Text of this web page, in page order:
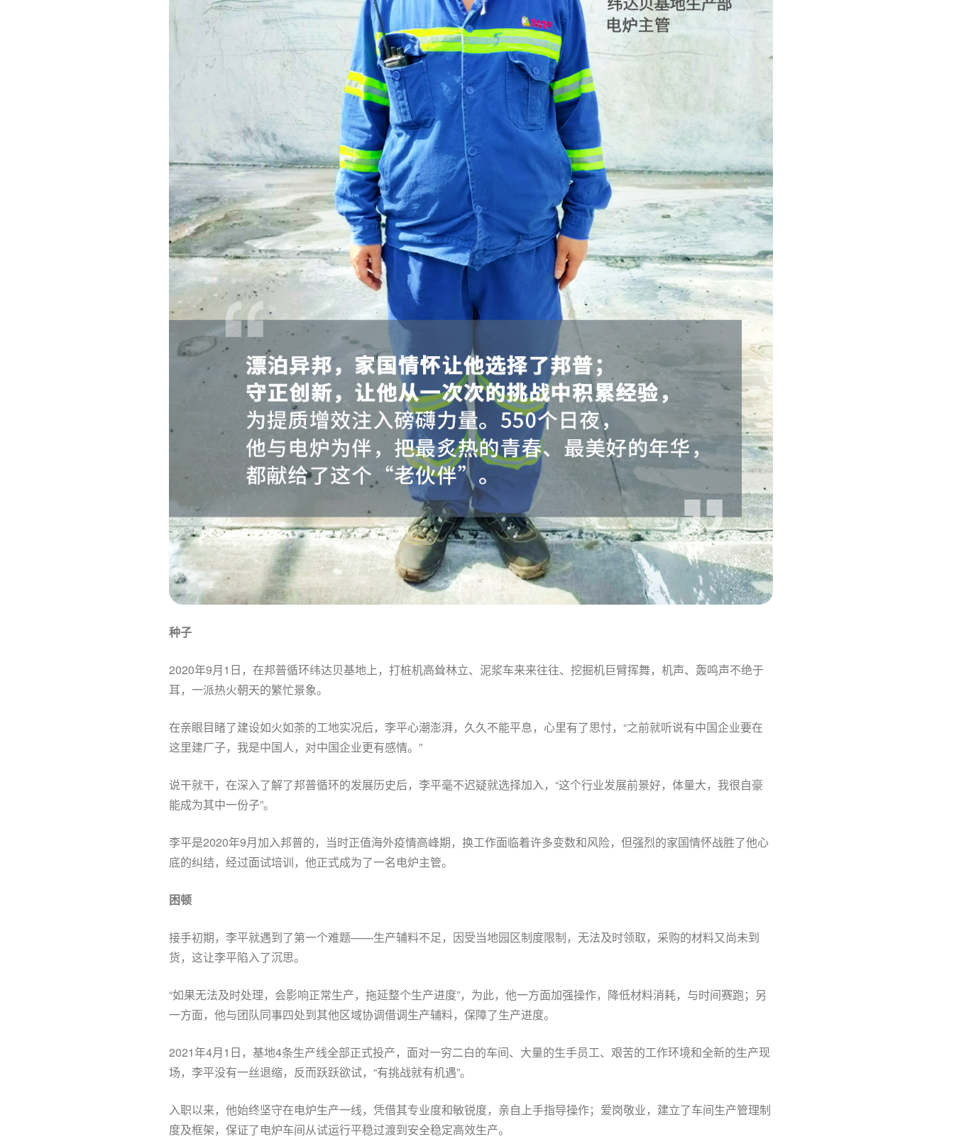
种子
2020年9月1日，在邦普循环纬达贝基地上，打桩机高耸林立、泥浆车来来往往、挖掘机巨臂挥舞，机声、轰鸣声不绝于
耳，一派热火朝天的繁忙景象。
在亲眼目睹了建设如火如荼的工地实况后，李平心潮澎湃，久久不能平息，心里有了思忖，“之前就听说有中国企业要在
这里建厂子，我是中国人，对中国企业更有感情。”
说干就干，在深入了解了邦普循环的发展历史后，李平毫不迟疑就选择加入，“这个行业发展前景好，体量大，我很自豪
能成为其中一份子”。
李平是2020年9月加入邦普的，当时正值海外疫情高峰期，换工作面临着许多变数和风险，但强烈的家国情怀战胜了他心
底的纠结，经过面试培训，他正式成为了一名电炉主管。
困顿
接手初期，李平就遇到了第一个难题——生产辅料不足，因受当地园区制度限制，无法及时领取，采购的材料又尚未到
货，这让李平陷入了沉思。
“如果无法及时处理，会影响正常生产，拖延整个生产进度”，为此，他一方面加强操作，降低材料消耗，与时间赛跑；另
一方面，他与团队同事四处到其他区域协调借调生产辅料，保障了生产进度。
2021年4月1日，基地4条生产线全部正式投产，面对一穷二白的车间、大量的生手员工、艰苦的工作环境和全新的生产现
场，李平没有一丝退缩，反而跃跃欲试，“有挑战就有机遇”。
入职以来，他始终坚守在电炉生产一线，凭借其专业度和敏锐度，亲自上手指导操作；爱岗敬业，建立了车间生产管理制
度及框架，保证了电炉车间从试运行平稳过渡到安全稳定高效生产。